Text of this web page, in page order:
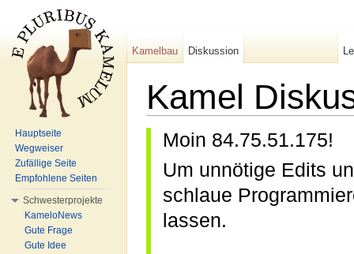
Kamel
Moin 84.75.51.175!
Um unnötige Edits
schlaue
lassen.
Kamelbau Diskussion
Hauptseite
Wegweiser
Zufällige Seite
Empfohlene Seiten
Schwesterprojekte
KameloNews
Gute Frage
Gute Idee